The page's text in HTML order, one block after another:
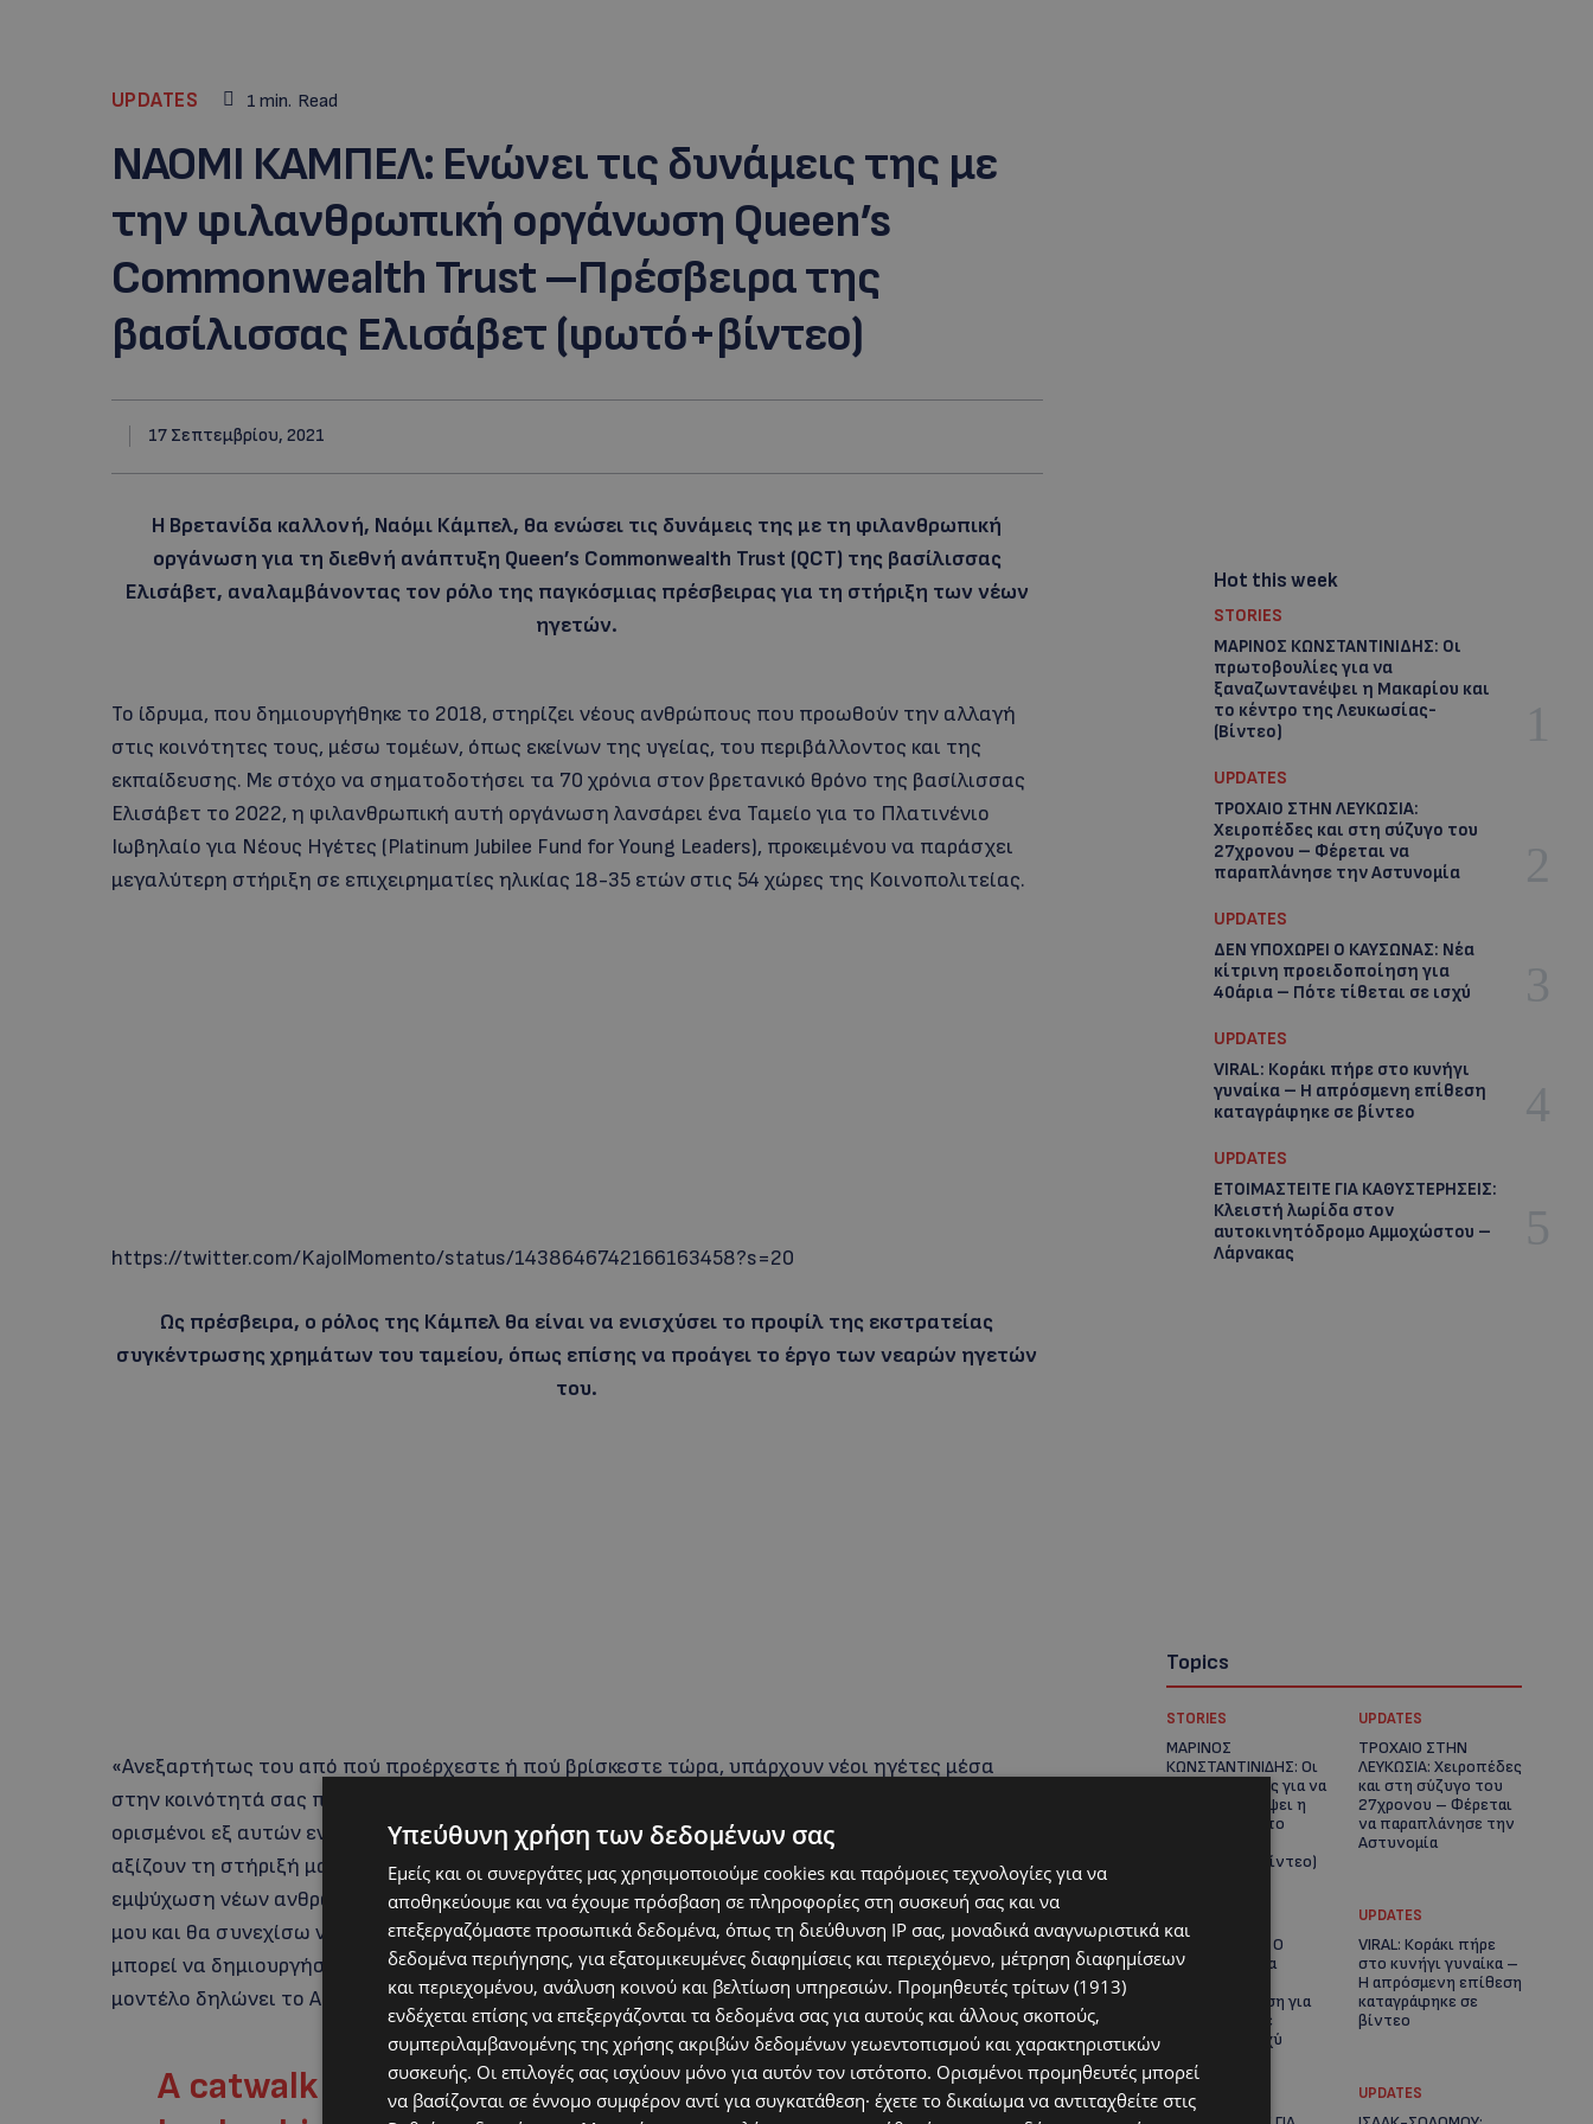
UPDATES 1 min. Read
ΝΑΟΜΙ ΚΑΜΠΕΛ: Ενώνει τις δυνάμεις της με
την φιλανθρωπική οργάνωση Queen’s
Commonwealth Trust –Πρέσβειρα της
βασίλισσας Ελισάβετ (φωτό+βίντεο)
17 Σεπτεμβρίου, 2021
Η Βρετανίδα καλλονή, Ναόμι Κάμπελ, θα ενώσει τις δυνάμεις της με τη φιλανθρωπική
οργάνωση για τη διεθνή ανάπτυξη Queen’s Commonwealth Trust (QCT) της βασίλισσας
Ελισάβετ, αναλαμβάνοντας τον ρόλο της παγκόσμιας πρέσβειρας για τη στήριξη των νέων
ηγετών.
Το ίδρυμα, που δημιουργήθηκε το 2018, στηρίζει νέους ανθρώπους που προωθούν την αλλαγή
στις κοινότητες τους, μέσω τομέων, όπως εκείνων της υγείας, του περιβάλλοντος και της
εκπαίδευσης. Με στόχο να σηματοδοτήσει τα 70 χρόνια στον βρετανικό θρόνο της βασίλισσας
Ελισάβετ το 2022, η φιλανθρωπική αυτή οργάνωση λανσάρει ένα Ταμείο για το Πλατινένιο
Ιωβηλαίο για Νέους Ηγέτες (Platinum Jubilee Fund for Young Leaders), προκειμένου να παράσχει
μεγαλύτερη στήριξη σε επιχειρηματίες ηλικίας 18-35 ετών στις 54 χώρες της Κοινοπολιτείας.
https://twitter.com/KajolMomento/status/1438646742166163458?s=20
Ως πρέσβειρα, ο ρόλος της Κάμπελ θα είναι να ενισχύσει το προφίλ της εκστρατείας
συγκέντρωσης χρημάτων του ταμείου, όπως επίσης να προάγει το έργο των νεαρών ηγετών
του.
«Ανεξαρτήτως του από πού προέρχεστε ή πού βρίσκεστε τώρα, υπάρχουν νέοι ηγέτες μέσα
στην κοινότητά σας που επιτελούν θαυμάσιο έργο. Ορισμένες φορές δεν τους βλέπουμε και
ορισμένοι εξ αυτών ενδέχεται να μην θεωρούν τους εαυτούς τους «ηγέτες» ακόμη, όμως όλοι
αξίζουν τη στήριξή μας και την πρόσβαση στην εκπαίδευση και σε πόρους. Εργάζομαι για την
εμψύχωση νέων ανθρώπων εδώ και 25 χρόνια. Είναι κάτι που βρίσκεται πολύ κοντά στην καρδιά
μου και θα συνεχίσω να κάνω ό,τι μπορώ για να εξυψώσω την επόμενη γενιά, προκειμένου να
μπορεί να δημιουργήσει ένα καλύτερο μέλλον για τις κοινότητές της», σύμφωνα με το διάσημο
μοντέλο δηλώνει το ΑΠΕ-ΜΠΕ.
A catwalk queen to champion the Queen’s
Hot this week
STORIES
ΜΑΡΙΝΟΣ ΚΩΝΣΤΑΝΤΙΝΙΔΗΣ: Οι
πρωτοβουλίες για να
ξαναζωντανέψει η Μακαρίου και
το κέντρο της Λευκωσίας-
(Βίντεο)
UPDATES
ΤΡΟΧΑΙΟ ΣΤΗΝ ΛΕΥΚΩΣΙΑ:
Χειροπέδες και στη σύζυγο του
27χρονου – Φέρεται να
παραπλάνησε την Αστυνομία
UPDATES
ΔΕΝ ΥΠΟΧΩΡΕΙ Ο ΚΑΥΣΩΝΑΣ: Νέα
κίτρινη προειδοποίηση για
40άρια – Πότε τίθεται σε ισχύ
UPDATES
VIRAL: Κοράκι πήρε στο κυνήγι
γυναίκα – Η απρόσμενη επίθεση
καταγράφηκε σε βίντεο
UPDATES
ΕΤΟΙΜΑΣΤΕΙΤΕ ΓΙΑ ΚΑΘΥΣΤΕΡΗΣΕΙΣ:
Κλειστή λωρίδα στον
αυτοκινητόδρομο Αμμοχώστου –
Λάρνακας
Topics
STORIES
ΜΑΡΙΝΟΣ
ΚΩΝΣΤΑΝΤΙΝΙΔΗΣ: Οι
πρωτοβουλίες για να
ξαναζωντανέψει η
Μακαρίου και το
Λευκωσίας-(Βίντεο)
UPDATES
ΤΡΟΧΑΙΟ ΣΤΗΝ
ΛΕΥΚΩΣΙΑ: Χειροπέδες
και στη σύζυγο του
27χρονου – Φέρεται
να παραπλάνησε την
Αστυνομία
ΔΕΝ ΥΠΟΧΩΡΕΙ Ο
ΚΑΥΣΩΝΑΣ: Νέα
προειδοποίηση για
40άρια – Πότε
τίθεται σε ισχύ
UPDATES
VIRAL: Κοράκι πήρε
στο κυνήγι γυναίκα –
Η απρόσμενη επίθεση
καταγράφηκε σε
βίντεο
UPDATES
Υπεύθυνη χρήση των δεδομένων σας
Εμείς και οι συνεργάτες μας χρησιμοποιούμε cookies και παρόμοιες τεχνολογίες για να
αποθηκεύουμε και να έχουμε πρόσβαση σε πληροφορίες στη συσκευή σας και να
επεξεργαζόμαστε προσωπικά δεδομένα, όπως τη διεύθυνση IP σας, μοναδικά αναγνωριστικά και
δεδομένα περιήγησης, για εξατομικευμένες διαφημίσεις και περιεχόμενο, μέτρηση διαφημίσεων
και περιεχομένου, ανάλυση κοινού και βελτίωση υπηρεσιών. Προμηθευτές τρίτων (1913)
ενδέχεται επίσης να επεξεργάζονται τα δεδομένα σας για αυτούς και άλλους σκοπούς,
συμπεριλαμβανομένης της χρήσης ακριβών δεδομένων γεωεντοπισμού και χαρακτηριστικών
συσκευής. Οι επιλογές σας ισχύουν μόνο για αυτόν τον ιστότοπο. Ορισμένοι προμηθευτές μπορεί
να βασίζονται σε έννομο συμφέρον αντί για συγκατάθεση· έχετε το δικαίωμα να αντιταχθείτε στις